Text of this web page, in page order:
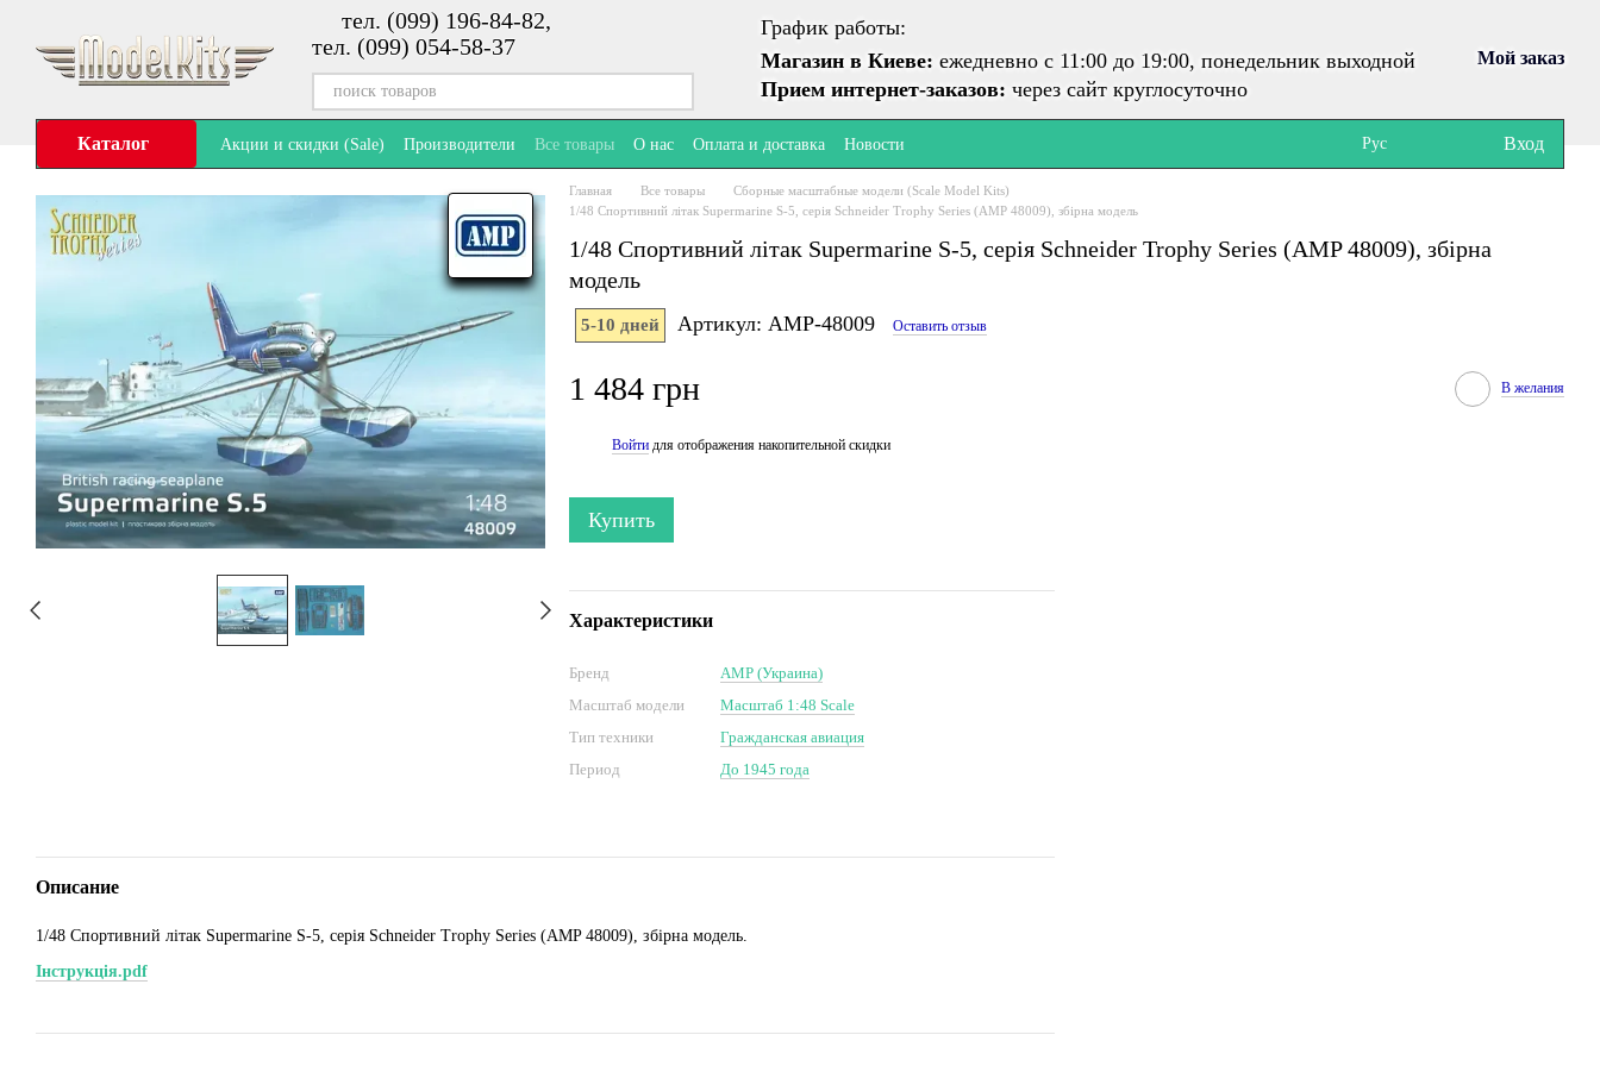
тел. (099) 196-84-82,
тел. (099) 054-58-37
График работы:
Магазин в Киеве: ежедневно с 11:00 до 19:00, понедельник выходной
Прием интернет-заказов: через сайт круглосуточно
Мой заказ
Каталог Акции и скидки (Sale) Производители Все товары О нас Оплата и доставка Новости Рус Вход
Главная Все товары
Сборные масштабные модели (Scale Model Kits)
1/48 Спортивний літак Supermarine S-5, серія Schneider Trophy Series (AMP 48009), збірна модель
1/48 Спортивний літак Supermarine S-5, серія Schneider Trophy Series (AMP 48009), збірна
модель
5-10 дней Артикул: AMP-48009 Оставить отзыв
1 484 грн В желания
Войти для отображения накопительной скидки
Купить
Характеристики
Бренд
AMP (Украина)
Масштаб модели
Масштаб 1:48 Scale
Тип техники
Гражданская авиация
Период
До 1945 года
Описание
1/48 Спортивний літак Supermarine S-5, серія Schneider Trophy Series (AMP 48009), збірна модель.
Інструкція.pdf